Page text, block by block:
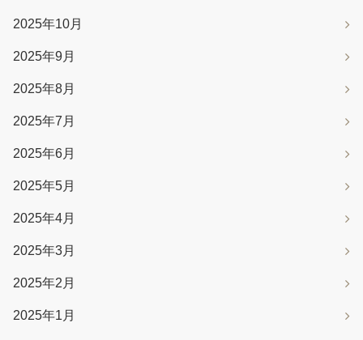
2025年10月
2025年9月
2025年8月
2025年7月
2025年6月
2025年5月
2025年4月
2025年3月
2025年2月
2025年1月